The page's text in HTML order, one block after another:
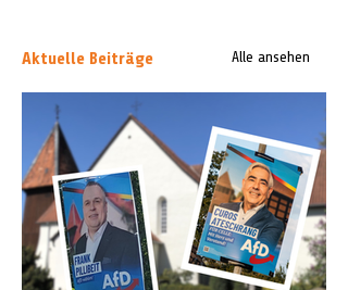
Aktuelle Beiträge Alle ansehen